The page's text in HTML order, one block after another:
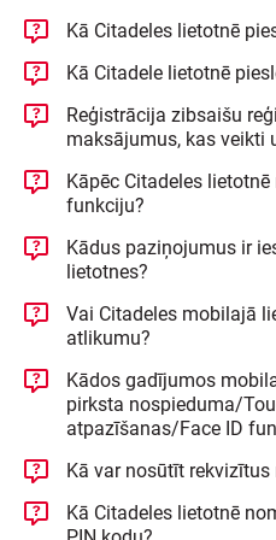
Kā Citadeles lietotnē
Kā Citadele lietotnē
Reģistrācija zibsaišu
maksājumus, kas veikti
Kāpēc Citadeles
funkciju?
Kādus paziņojumus ir
lietotnes?
Vai Citadeles mobilajā
atlikumu?
Kādos gadījumos
pirksta nospieduma/
atpazīšanas/Face ID
Kā var nosūtīt
Kā Citadeles lietotnē